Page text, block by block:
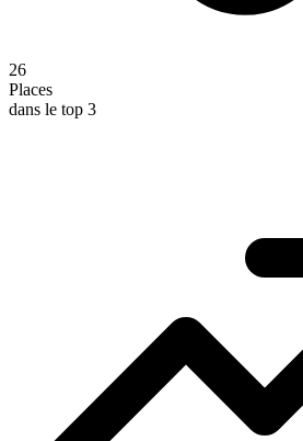
26
Places
dans le top 3